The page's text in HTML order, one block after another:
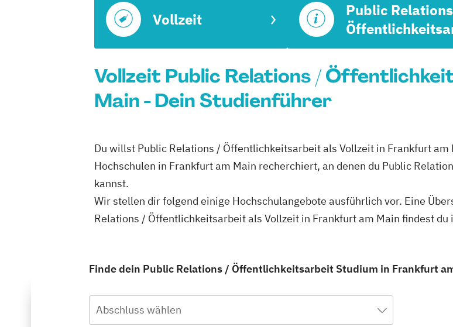
Vollzeit
Public
Vollzeit Public Relations /
Main - Dein Studienführer
Du willst Public Relations / Öffentlichkeitsarbeit als Vollzeit in Frankfurt am
Hochschulen in Frankfurt am Main recherchiert, an denen du Public
kannst.
Wir stellen dir folgend einige Hochschulangebote ausführlich vor. Eine
Relations / Öffentlichkeitsarbeit als Vollzeit in Frankfurt am Main findest
Finde dein Public Relations / Öffentlichkeitsarbeit Studium in Frankfurt
Abschluss wählen